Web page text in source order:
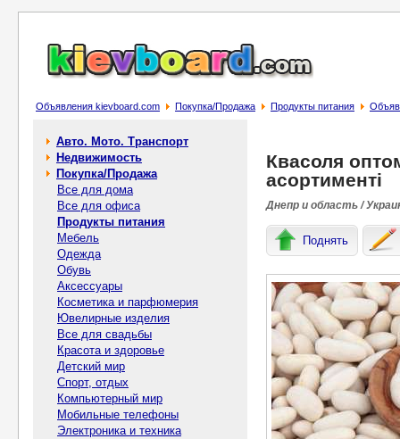
Объявления kievboard.com Покупка/Продажа Продукты питания
Авто. Мото. Транспорт
Недвижимость
Покупка/Продажа
Все для дома
Все для офиса
Продукты питания
Мебель
Одежда
Обувь
Аксессуары
Косметика и парфюмерия
Ювелирные изделия
Все для свадьбы
Красота и здоровье
Детский мир
Спорт, отдых
Компьютерный мир
Мобильные телефоны
Электроника и техника
Квасоля
асортименті
Днепр и область /
Поднять